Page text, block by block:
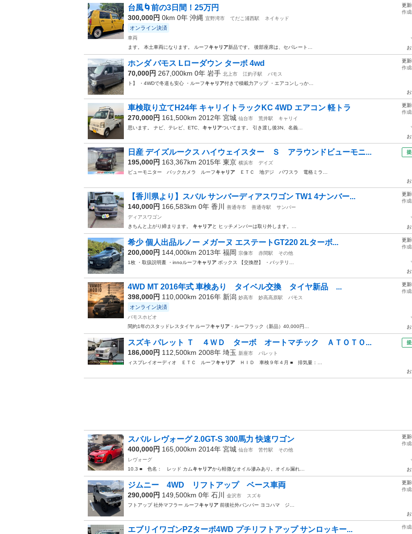
台風🌀前の3日間！25万円
300,000円 0km 0年 沖縄 宜野湾市 てだこ浦西駅 ネイキッド
オンライン決済
車両
ます。 本土車両になります。 ルーフキャリア新品です。 後部座席は、セパレート…
更
作
ホンダ バモス Lローダウン ターボ 4wd
70,000円 267,000km 0年 岩手 北上市 江釣子駅
バモス
ト】 ・4WDで冬道も安心 ・ルーフキャリア付きで積載力アップ ・エアコンしっか…
更
作
車検取り立てH24年 キャリイトラックKC 4WD エアコン 軽トラ
270,000円 161,500km 2012年 宮城 仙台市 荒井駅
キャリイ
思います。 ナビ、テレビ、ETC、 キャリアついてます。 引き渡し後3N、名義…
更
作
日産 デイズルークス ハイウェイスター Ｓ アラウンドビューモニ...
195,000円 163,367km 2015年 東京 横浜市
デイズ
ビューモニター バックカメラ ルーフキャリア ＥＴＣ 地デジ パワスラ 電格ミラ…
【香川県より】スバル サンバーディアスワゴン TW1 4ナンバー...
140,000円 166,583km 0年 香川 善通寺市 善通寺駅
サンバー
ディアスワゴン
きちんと上がり締まります。 キャリアと ヒッチメンバーは取り外します。…
更
作
希少 個人出品ルノー メガーヌ エステートGT220 2Lターボ...
200,000円 144,000km 2013年 福岡 宗像市 赤間駅
その他
1枚 ・取扱説明晝 ・innoルーフキャリア ボックス 【交換歴】 ・バッテリ…
更
作
4WD MT 2016年式 車検あり タイベル交換 タイヤ新品 ...
398,000円 110,000km 2016年 新潟 妙高市 妙高高原駅 バモス
オンライン決済
バモスホビオ
間約1年のスタッドレスタイヤ ルーフキャリア ・ルーフラック（新品）40,000円…
更
作
スズキ パレット Ｔ ４ＷＤ ターボ オートマチック ＡＴＯＴＯ...
186,000円 112,500km 2008年 埼玉 新座市
パレット
ィスプレイオーディオ ＥＴＣ ルーフキャリア ＨＩＤ 車検９年４月 ■ 排気量：…
スバル レヴォーグ 2.0GT-S 300馬力 快速ワゴン
400,000円 165,000km 2014年 宮城 仙台市 苦竹駅
その他
レヴォーグ
10.3 ■ 色名： レッド カムキャリアから軽微なオイル滲みあり。オイル漏れ…
更
作
ジムニー 4WD リフトアップ ベース車両
290,000円 149,500km 0年 石川 金沢市
スズキ
フトアップ 社外マフラー ルーフキャリア 前後社外バンパー ヨコハマ ジ…
更
作
エブリイワゴンPZターボ4WD プチリフトアップ サンロッキー... 作